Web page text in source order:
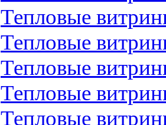
Тепловые
Тепловые
Тепловые
Тепловые
Тепловые